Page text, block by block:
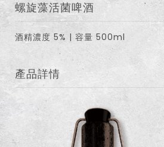
螺旋藻活菌啤酒
酒精濃度 5% | 容量 500ml
產品詳情